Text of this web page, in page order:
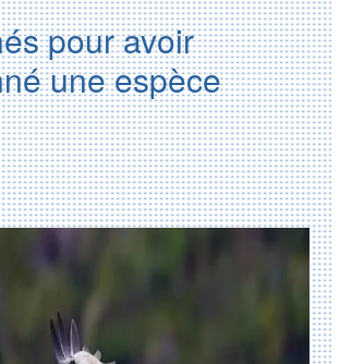
pour avoir
une espèce